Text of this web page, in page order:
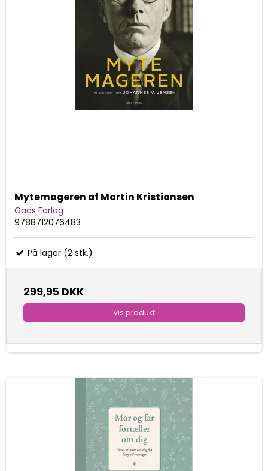
Mytemageren af Martin Kristiansen
Gads Forlag
9788712076483
På lager (2 stk.)
299,95 DKK
Vis produkt